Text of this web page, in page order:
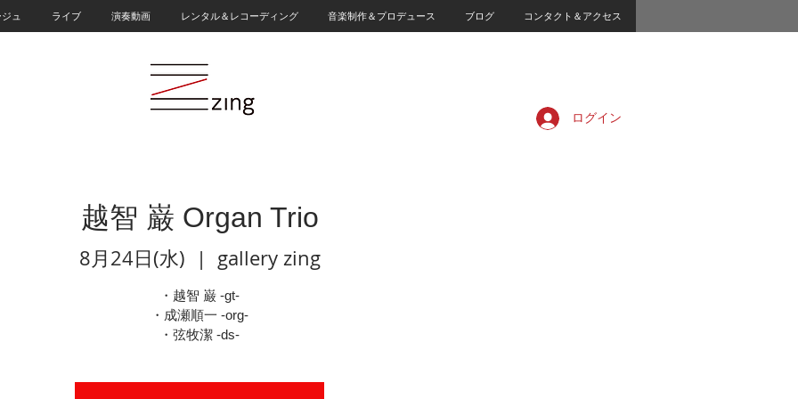
ュ ライブ 演奏動画 レンタル＆レコーディング 音楽制作＆プロデュース ブログ コンタクト＆アクセス
ログイン
越智 巌 Organ Trio
8月24日(水)
  |
gallery zing
・越智 巌 -gt-
・成瀬順一 -org-
・弦牧潔 -ds-